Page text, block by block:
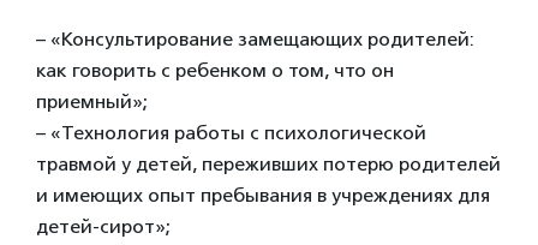
– «Консультирование замещающих родителей:
как говорить с ребенком о том, что он
приемный»;
– «Технология работы с психологической
травмой у детей, переживших потерю родителей
и имеющих опыт пребывания в учреждениях для
детей-сирот»;